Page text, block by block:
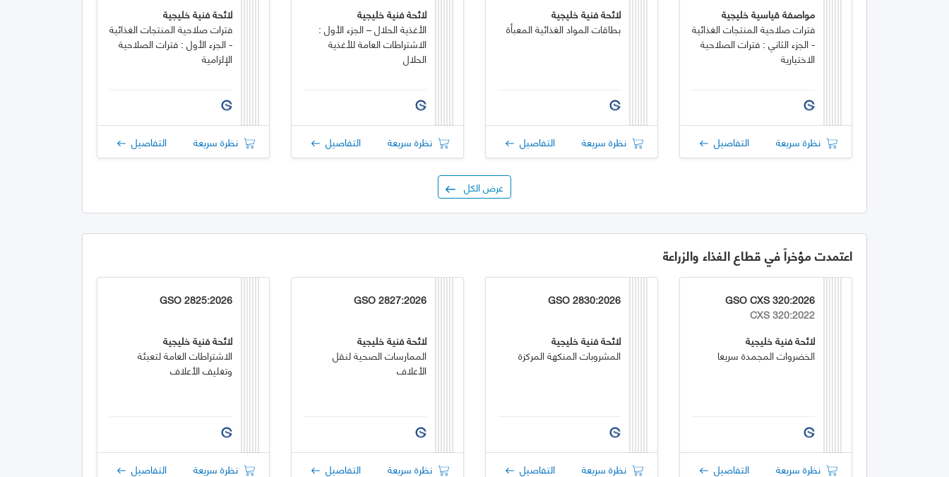
مواصفة قياسية خليجية
فترات صلاحية المنتجات الغذائية
- الجزء الثاني : فترات الصلاحية
الاختيارية
نظرة سريعة التفاصيل
لائحة فنية خليجية
بطاقات المواد الغذائية المعبأة
نظرة سريعة التفاصيل
لائحة فنية خليجية
الأغذية الحلال – الجزء الأول :
الاشتراطات العامة للأغذية
الحلال
نظرة سريعة التفاصيل
لائحة فنية خليجية
فترات صلاحية المنتجات الغذائية
- الجزء الأول : فترات الصلاحية
الإلزامية
نظرة سريعة التفاصيل
عرض الكل
اعتمدت مؤخراً في قطاع الغذاء والزراعة
GSO CXS 320:2026
CXS 320:2022
لائحة فنية خليجية
الخضروات المجمدة سريعا
نظرة سريعة التفاصيل
GSO 2830:2026
لائحة فنية خليجية
المشروبات المنكهة المركزة
نظرة سريعة التفاصيل
GSO 2827:2026
لائحة فنية خليجية
الممارسات الصحية لنقل
الأعلاف
نظرة سريعة التفاصيل
GSO 2825:2026
لائحة فنية خليجية
الاشتراطات العامة لتعبئة
وتغليف الأعلاف
نظرة سريعة التفاصيل